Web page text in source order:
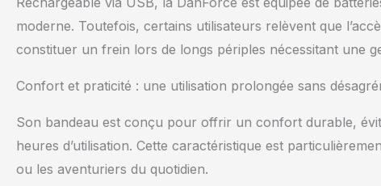
moderne. Toutefois, certains utilisateurs relèvent que
constituer un frein lors de longs périples nécessitant une
Confort et praticité : une utilisation prolongée sans
Son bandeau est conçu pour offrir un confort durable,
heures d’utilisation. Cette caractéristique est
ou les aventuriers du quotidien.